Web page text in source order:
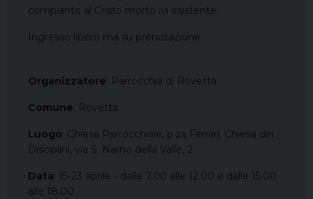
compianto al Cristo morto ivi esistente.
Ingresso libero ma su prenotazione.
Organizzatore: Parrocchia di Rovetta
Comune: Rovetta
Luogo: Chiesa Parrocchiale, p.za Ferrari; Chiesa dei
Disciplini, via S. Narno della Valle, 2
Data: 15-23 aprile - dalle 7.00 alle 12.00 e dalle 15.00
alle 18.00